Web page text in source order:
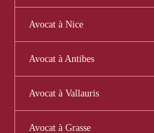
Avocat à Nice
Avocat à Antibes
Avocat à Vallauris
Avocat à Grasse